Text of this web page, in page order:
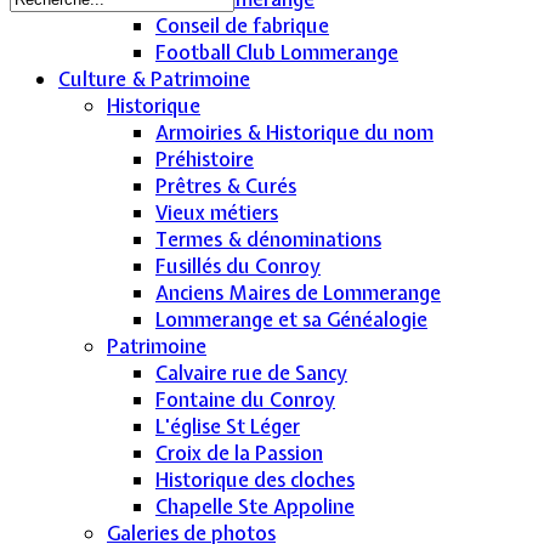
Conseil de fabrique
Football Club Lommerange
Culture & Patrimoine
Historique
Armoiries & Historique du nom
Préhistoire
Prêtres & Curés
Vieux métiers
Termes & dénominations
Fusillés du Conroy
Anciens Maires de Lommerange
Lommerange et sa Généalogie
Patrimoine
Calvaire rue de Sancy
Fontaine du Conroy
L'église St Léger
Croix de la Passion
Historique des cloches
Chapelle Ste Appoline
Galeries de photos